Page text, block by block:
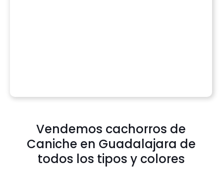
Vendemos cachorros de
Caniche en Guadalajara de
todos los tipos y colores